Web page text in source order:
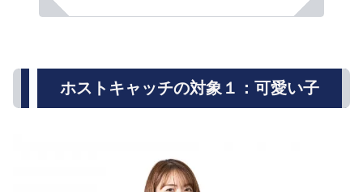
ホストキャッチの対象１：可愛い子